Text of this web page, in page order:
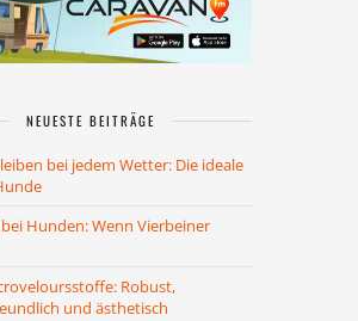
NEUESTE BEITRÄGE
bei jedem Wetter: Die ideale
Hunden: Wenn Vierbeiner
Robust,
und ästhetisch